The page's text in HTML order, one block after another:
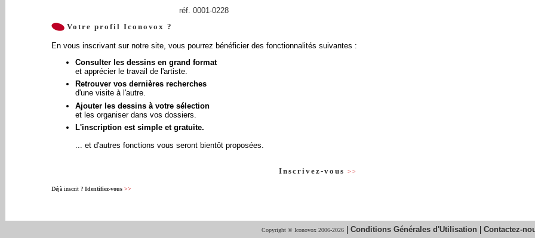
réf. 0001-0228
Votre profil Iconovox ?
En vous inscrivant sur notre site, vous pourrez bénéficier des fonctionnalités suivantes :
Consulter les dessins en grand format
et apprécier le travail de l'artiste.
Retrouver vos dernières recherches
d'une visite à l'autre.
Ajouter les dessins à votre sélection
et les organiser dans vos dossiers.
L'inscription est simple et gratuite.
... et d'autres fonctions vous seront bientôt proposées.
Inscrivez-vous >>
Déjà inscrit ? Identifiez-vous >>
Copyright © Iconovox 2006-2026 | Conditions Générales d'Utilisation | Contactez-